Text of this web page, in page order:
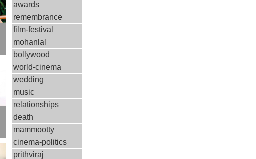
awards
remembrance
film-festival
mohanlal
bollywood
world-cinema
wedding
music
relationships
death
mammootty
cinema-politics
prithviraj